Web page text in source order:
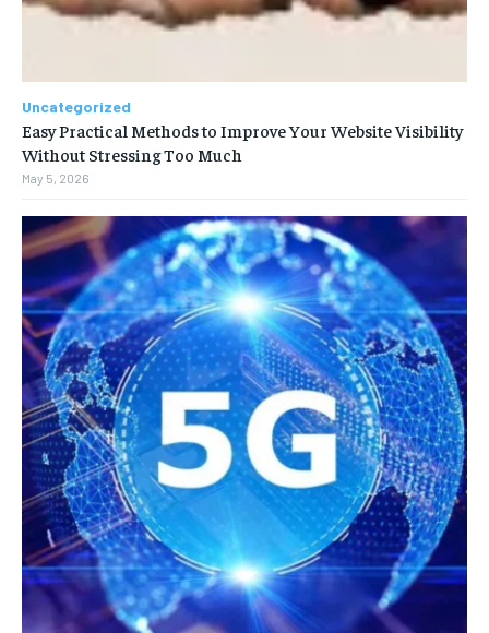
Uncategorized
Easy Practical Methods to Improve Your Website Visibility
Without Stressing Too Much
May 5, 2026